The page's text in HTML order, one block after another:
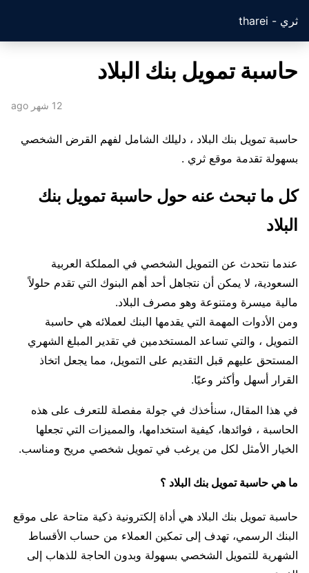
ثري - tharei
حاسبة تمويل بنك البلاد
12 شهر ago
حاسبة تمويل بنك البلاد ، دليلك الشامل لفهم القرض الشخصي
بسهولة تقدمة موقع ثري .
كل ما تبحث عنه حول حاسبة تمويل بنك
البلاد
عندما نتحدث عن التمويل الشخصي في المملكة العربية
السعودية، لا يمكن أن نتجاهل أحد أهم البنوك التي تقدم حلولاً
مالية ميسرة ومتنوعة وهو مصرف البلاد.
ومن الأدوات المهمة التي يقدمها البنك لعملائه هي حاسبة
التمويل ، والتي تساعد المستخدمين في تقدير المبلغ الشهري
المستحق عليهم قبل التقديم على التمويل، مما يجعل اتخاذ
القرار أسهل وأكثر وعيًا.
في هذا المقال، سنأخذك في جولة مفصلة للتعرف على هذه
الحاسبة ، فوائدها، كيفية استخدامها، والمميزات التي تجعلها
الخيار الأمثل لكل من يرغب في تمويل شخصي مريح ومناسب.
ما هي حاسبة تمويل بنك البلاد ؟
حاسبة تمويل بنك البلاد هي أداة إلكترونية ذكية متاحة على موقع
البنك الرسمي، تهدف إلى تمكين العملاء من حساب الأقساط
الشهرية للتمويل الشخصي بسهولة وبدون الحاجة للذهاب إلى